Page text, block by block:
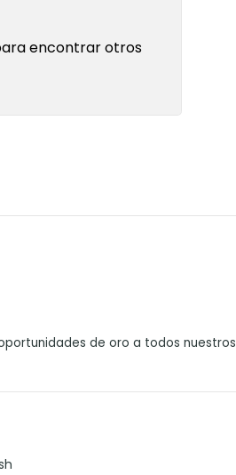
encontrar otros
de oro a todos